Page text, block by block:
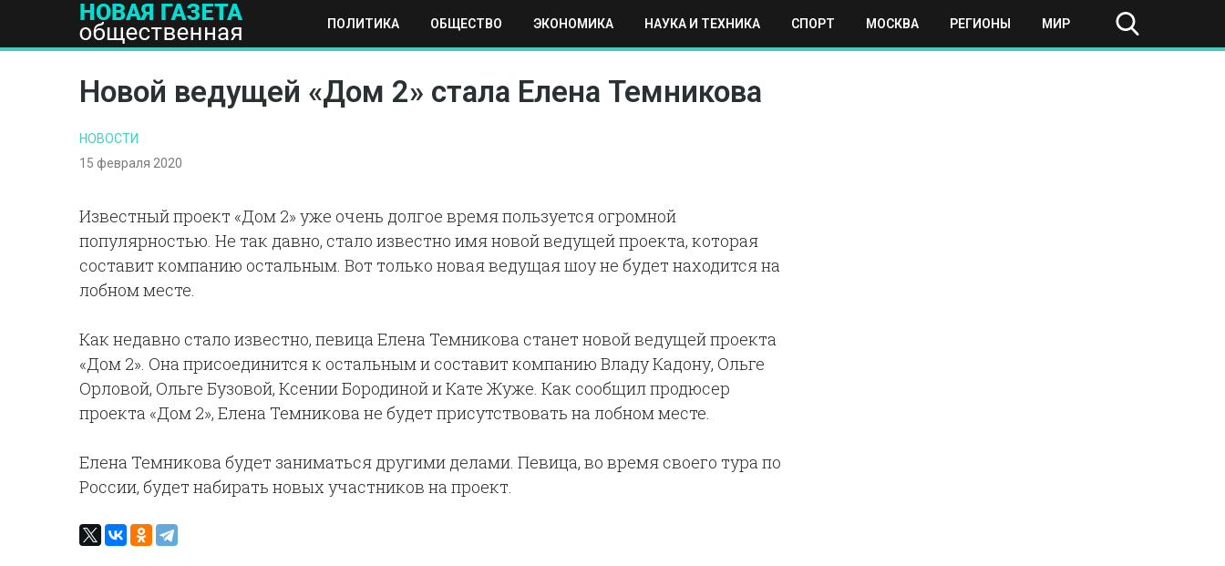
ПОЛИТИКА ОБЩЕСТВО ЭКОНОМИКА НАУКА И ТЕХНИКА СПОРТ МОСКВА РЕГИОНЫ МИР
ПОЛИТИКА ОБЩЕСТВО ЭКОНОМИКА НАУКА И ТЕХНИКА СПОРТ МОСКВА РЕГИОНЫ МИР
Новой ведущей «Дом 2» стала Елена Темникова
НОВОСТИ
15 февраля 2020
Известный проект «Дом 2» уже очень долгое время пользуется огромной
популярностью. Не так давно, стало известно имя новой ведущей проекта, которая
составит компанию остальным. Вот только новая ведущая шоу не будет находится на
лобном месте.
Как недавно стало известно, певица Елена Темникова станет новой ведущей проекта
«Дом 2». Она присоединится к остальным и составит компанию Владу Кадону, Ольге
Орловой, Ольге Бузовой, Ксении Бородиной и Кате Жуже. Как сообщил продюсер
проекта «Дом 2», Елена Темникова не будет присутствовать на лобном месте.
Елена Темникова будет заниматься другими делами. Певица, во время своего тура по
России, будет набирать новых участников на проект.